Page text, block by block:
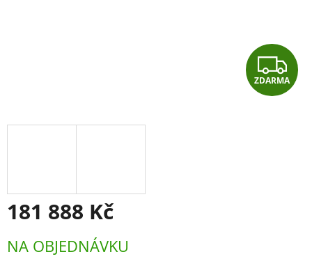
Z
D
ZDARMA
181 888 Kč
cena:
NA OBJEDNÁVKU